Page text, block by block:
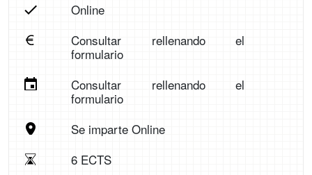
Online
Consultar rellenando el
formulario
Consultar rellenando el
formulario
Se imparte Online
6 ECTS